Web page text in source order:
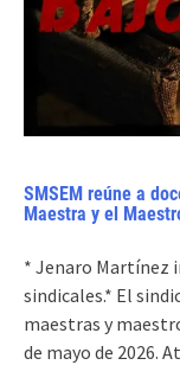
SMSEM reúne a
Maestra y el
* Jenaro Martínez
sindicales.* El
maestras y
de mayo de 2026.